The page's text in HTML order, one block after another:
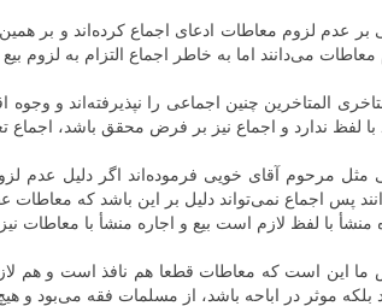
بر عدم لزوم معاطات ادعای اجماع کرده‌اند و بر
معاطات می‌دانند اما به خاطر اجماع التزام به لزوم
المتاخرین چنین اجماعی را نپذیرفته‌اند و
با لفظ ندارد و اجماع نیز بر فرض محقق باشد، اجماع
مثل مرحوم آقای خویی فرموده‌اند اگر دلیل عدم
پس اجماع نمی‌تواند دلیل بر این باشد که
منشأ با لفظ لازم است بیع و اجاره منشأ با معاطات
این است که معاطات قطعا هم نافذ است و هم
بلکه موثر در اباحه باشد، از مسلمات فقه می‌بود و